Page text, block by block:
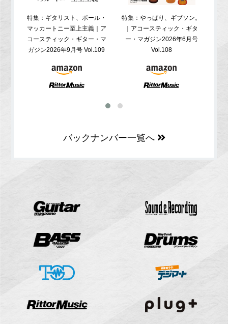
特集：ギタリスト、ポール・
マッカートニー至上主義｜ア
コースティック・ギター・マ
ガジン2026年9月号 Vol.109
特集：やっぱり、ギブソン。
｜アコースティック・ギタ
ー・マガジン2026年6月号
Vol.108
バックナンバー一覧へ